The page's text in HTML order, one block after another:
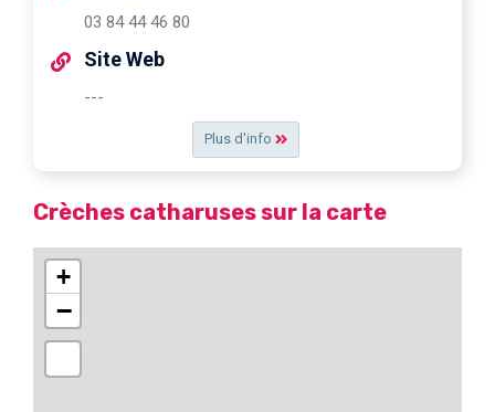
Plus d'info
03 84 44 46 80
Site Web
---
Crèches catharuses sur la carte
+
−